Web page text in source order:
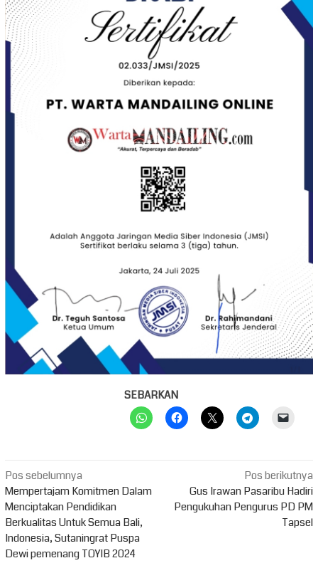
SEBARKAN
Navigasi
pos
Pos sebelumnya
Mempertajam Komitmen Dalam
Menciptakan Pendidikan
Berkualitas Untuk Semua Bali,
Indonesia, Sutaningrat Puspa
Dewi pemenang TOYIB 2024
Pos berikutnya
Gus Irawan Pasaribu Hadiri
Pengukuhan Pengurus PD PM
Tapsel